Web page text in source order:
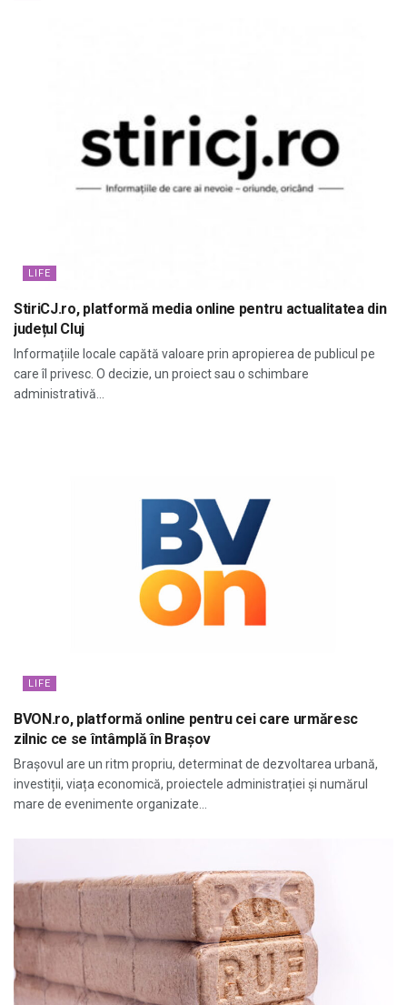
LIFE
StiriCJ.ro, platformă media online pentru actualitatea din
județul Cluj
Informațiile locale capătă valoare prin apropierea de publicul pe
care îl privesc. O decizie, un proiect sau o schimbare
administrativă...
LIFE
BVON.ro, platformă online pentru cei care urmăresc
zilnic ce se întâmplă în Brașov
Brașovul are un ritm propriu, determinat de dezvoltarea urbană,
investiții, viața economică, proiectele administrației și numărul
mare de evenimente organizate...